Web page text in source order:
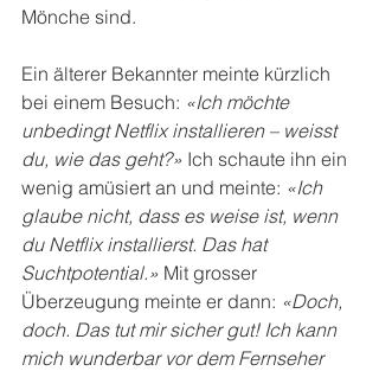
Mönche sind.
Ein älterer Bekannter meinte kürzlich
bei einem Besuch: «Ich möchte
unbedingt Netflix installieren – weisst
du, wie das geht?» Ich schaute ihn ein
wenig amüsiert an und meinte: «Ich
glaube nicht, dass es weise ist, wenn
du Netflix installierst. Das hat
Suchtpotential.» Mit grosser
Überzeugung meinte er dann: «Doch,
doch. Das tut mir sicher gut! Ich kann
mich wunderbar vor dem Fernseher